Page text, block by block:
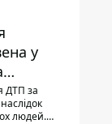
у
- у
ДТП за
людей.